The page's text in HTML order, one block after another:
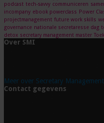
podcast tech-savvy communiceren
incompany ebook powerclass Power
projectmanagement future work skills
governance nationale secretaresse dag
detox secretary management master
Over SMI
Meer over Secretary
Contact gegevens